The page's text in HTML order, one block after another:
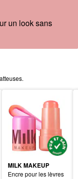
un look sans
MILK MAKEUP
Encre pour les lèvres